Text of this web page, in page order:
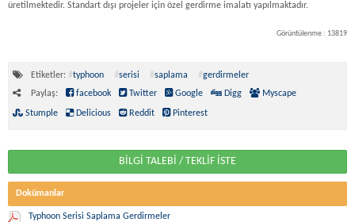
üretilmektedir. Standart dışı projeler için özel gerdirme imalatı yapılmaktadır.
Görüntülenme : 13819
Etiketler: #typhoon #serisi #saplama #gerdirmeler
Paylaş:
facebook Twitter Google Digg Myscape
Stumple Delicious Reddit Pinterest
BİLGİ TALEBİ / TEKLİF İSTE
Dokümanlar
Typhoon Serisi Saplama Gerdirmeler